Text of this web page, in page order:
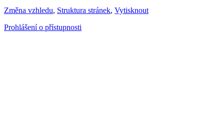
Změna vzhledu, Struktura stránek, Vytisknout
Prohlášení o přístupnosti